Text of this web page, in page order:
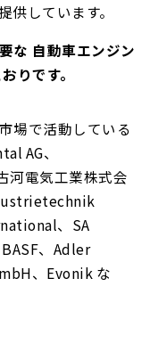
しています。
な 自動車エンジン
りです。
場で活動している
AG、
河電気工業株式会
、SA
、Adler
、Evonik な